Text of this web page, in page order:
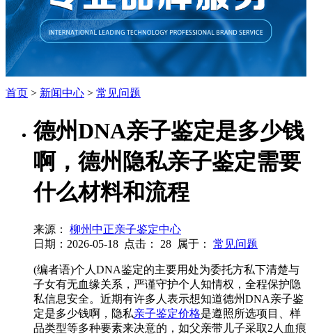
首页 > 新闻中心 > 常见问题
德州DNA亲子鉴定是多少钱
啊，德州隐私亲子鉴定需要
什么材料和流程
来源：
柳州中正亲子鉴定中心
日期：2026-05-18 点击： 28 属于： 常见问题
(编者语)个人DNA鉴定的主要用处为委托方私下清楚与
子女有无血缘关系，严谨守护个人知情权，全程保护隐
私信息安全。近期有许多人表示想知道德州DNA亲子鉴
定是多少钱啊，隐私亲子鉴定价格是遵照所选项目、样
品类型等多种要素来决意的，如父亲带儿子采取2人血痕